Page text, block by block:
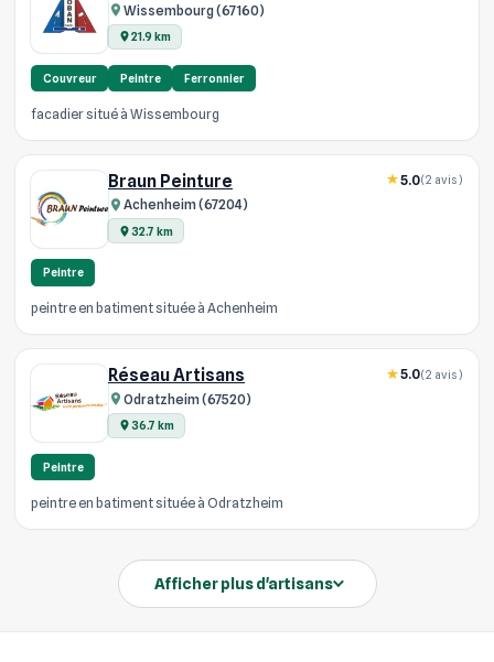
Wissembourg (67160)
21.9 km
Couvreur Peintre Ferronnier
facadier situé à Wissembourg
Braun Peinture
Achenheim (67204)
32.7 km
5.0(2 avis)
Peintre
peintre en batiment située à Achenheim
Réseau Artisans
Odratzheim (67520)
36.7 km
5.0(2 avis)
Peintre
peintre en batiment située à Odratzheim
Afficher plus d'artisans